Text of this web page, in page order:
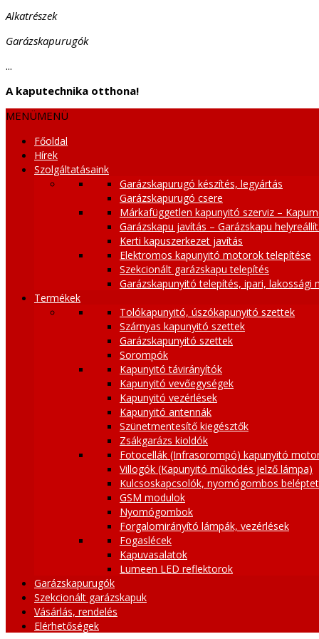
Alkatrészek
Garázskapurugók
...
A kaputechnika otthona!
MENÜMENÜ
Főoldal
Hírek
Szolgáltatásaink
Garázskapurugó készítés, legyártás
Garázskapurugó csere
Márkafüggetlen kapunyitó szerviz –
Garázskapu javítás – Garázskapu
Kerti kapuszerkezet javítás
Elektromos kapunyitó motorok telepítése
Szekcionált garázskapu telepítés
Garázskapunyitó telepítés, ipari, lakossági
Termékek
Tolókapunyitó, úszókapunyitó szettek
Szárnyas kapunyitó szettek
Garázskapunyitó szettek
Sorompók
Kapunyitó távirányítók
Kapunyitó vevőegységek
Kapunyitó vezérlések
Kapunyitó antennák
Szünetmentesítő kiegésztők
Zsákgarázs kioldók
Fotocellák (Infrasorompó) kapunyitó
Villogók (Kapunyitó működés jelző lámpa)
Kulcsoskapcsolók, nyomógombos
GSM modulok
Nyomógombok
Forgalomirányító lámpák, vezérlések
Fogaslécek
Kapuvasalatok
Lumeen LED reflektorok
Garázskapurugók
Szekcionált garázskapuk
Vásárlás, rendelés
Elérhetőségek